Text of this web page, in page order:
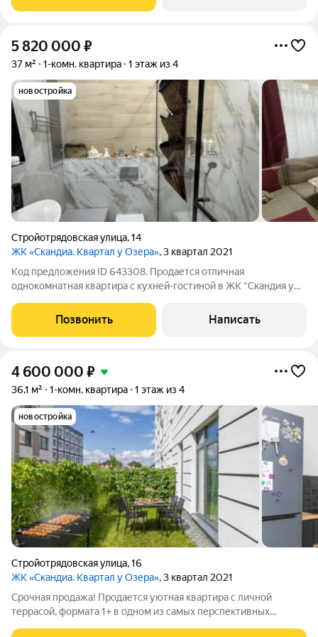
лесопарками и озёрами. В
5 820 000 ₽
37 м² 1-комн. квартира 1 этаж из 4
новостройка
Стройотрядовская улица,14
ЖК «Скандиа. Квартал у Озера», 3 квартал 2021
Код предложения ID 643308. Продается отличная
однокомнатная квартира с кухней-гостиной в ЖК "Скандия у
доступности есть школа и детские сады, поликлиника №13,
различные продуктовые магазины. Все,
Позвонить Написать
4 600 000 ₽
36,1 м² 1-комн. квартира 1 этаж из 4
новостройка
Стройотрядовская улица,16
ЖК «Скандиа. Квартал у Озера», 3 квартал 2021
Срочная продажа! Продается уютная квартира с личной
террасой, формата 1+ в одном из самых перспективных